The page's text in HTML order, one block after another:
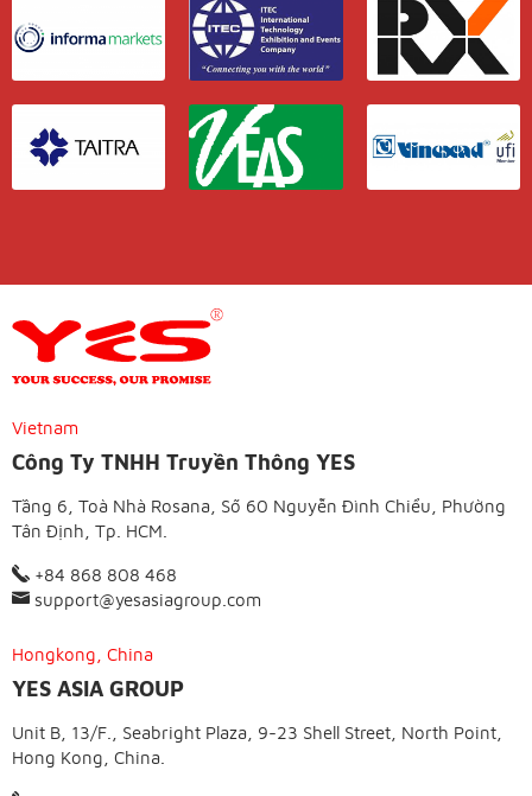
Vietnam
Công Ty TNHH Truyền Thông YES
Tầng 6, Toà Nhà Rosana, Số 60 Nguyễn Đình Chiểu, Phường
Tân Định, Tp. HCM.
+84 868 808 468
support@yesasiagroup.com
Hongkong, China
YES ASIA GROUP
Unit B, 13/F., Seabright Plaza, 9-23 Shell Street, North Point,
Hong Kong, China.